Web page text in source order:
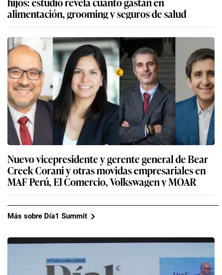
alimentación, grooming y seguros de salud
Nuevo vicepresidente y gerente general de Bear
Creek Corani y otras movidas empresariales en
MAF Perú, El Comercio, Volkswagen y MOAR
Más sobre Día1 Summit